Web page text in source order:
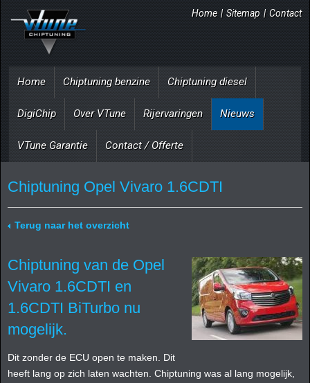
Home | Sitemap | Contact
Home Chiptuning benzine Chiptuning diesel
DigiChip Over VTune Rijervaringen Nieuws
VTune Garantie Contact / Offerte
Chiptuning Opel Vivaro 1.6CDTI
Terug naar het overzicht
Chiptuning van de Opel
Vivaro 1.6CDTI en
1.6CDTI BiTurbo nu
mogelijk.
Dit zonder de ECU open te maken. Dit
heeft lang op zich laten wachten. Chiptuning was al lang mogelijk,